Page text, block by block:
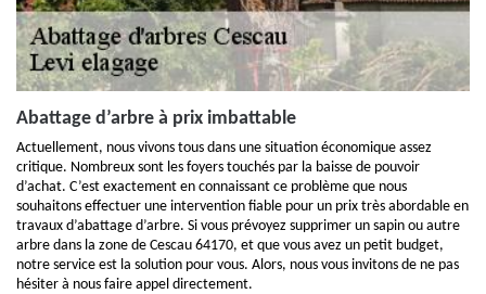
Abattage d’arbre à prix imbattable
Actuellement, nous vivons tous dans une situation économique assez
critique. Nombreux sont les foyers touchés par la baisse de pouvoir
d’achat. C’est exactement en connaissant ce problème que nous
souhaitons effectuer une intervention fiable pour un prix très abordable en
travaux d’abattage d’arbre. Si vous prévoyez supprimer un sapin ou autre
arbre dans la zone de Cescau 64170, et que vous avez un petit budget,
notre service est la solution pour vous. Alors, nous vous invitons de ne pas
hésiter à nous faire appel directement.